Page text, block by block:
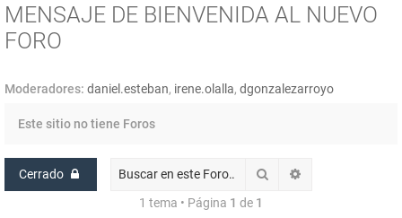
MENSAJE DE BIENVENIDA AL NUEVO
FORO
Moderadores: daniel.esteban, irene.olalla, dgonzalezarroyo
Este sitio no tiene Foros
Cerrado Buscar
1 tema • Página 1 de 1